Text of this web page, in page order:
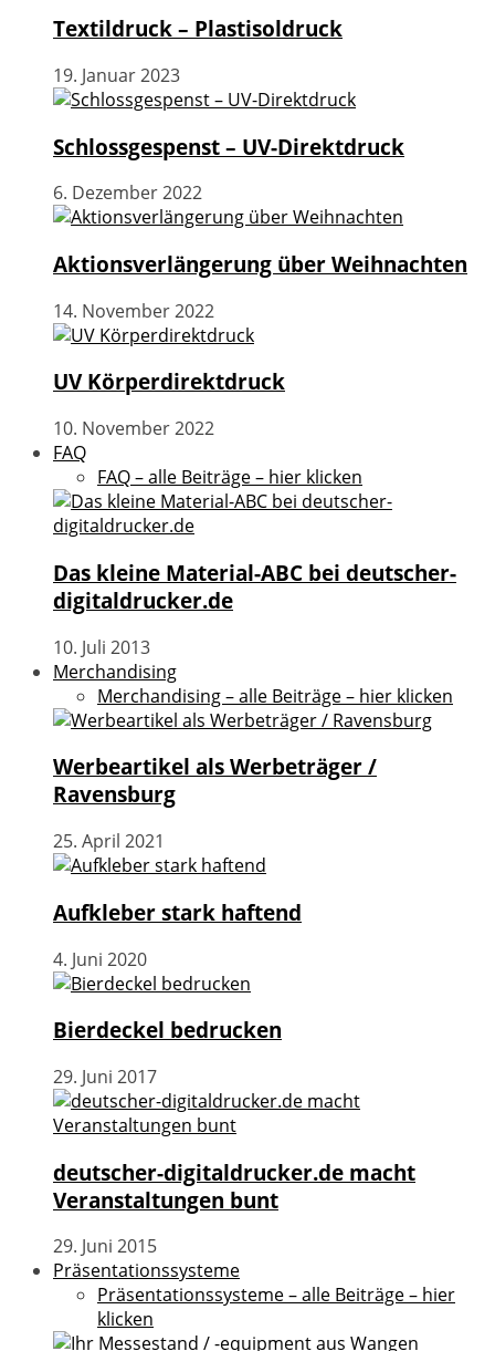
Textildruck – Plastisoldruck
19. Januar 2023
Schlossgespenst – UV-Direktdruck
6. Dezember 2022
Aktionsverlängerung über Weihnachten
14. November 2022
UV Körperdirektdruck
10. November 2022
FAQ
FAQ – alle Beiträge – hier klicken
Das kleine Material-ABC bei deutscher-
digitaldrucker.de
10. Juli 2013
Merchandising
Merchandising – alle Beiträge – hier klicken
Werbeartikel als Werbeträger /
Ravensburg
25. April 2021
Aufkleber stark haftend
4. Juni 2020
Bierdeckel bedrucken
29. Juni 2017
deutscher-digitaldrucker.de macht
Veranstaltungen bunt
29. Juni 2015
Präsentationssysteme
Präsentationssysteme – alle Beiträge – hier
klicken